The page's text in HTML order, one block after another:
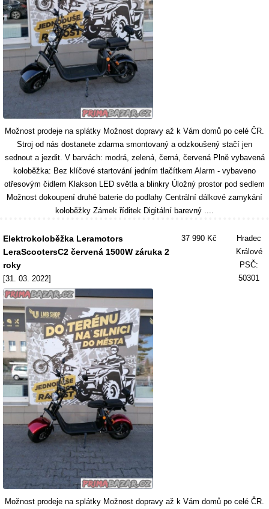
Možnost prodeje na splátky Možnost dopravy až k Vám domů po celé ČR.
Stroj od nás dostanete zdarma smontovaný a odzkoušený stačí jen
sednout a jezdit. V barvách: modrá, zelená, černá, červená Plně vybavená
koloběžka: Bez klíčové startování jedním tlačítkem Alarm - vybaveno
otřesovým čidlem Klakson LED světla a blinkry Úložný prostor pod sedlem
Možnost dokoupení druhé baterie do podlahy Centrální dálkové zamykání
koloběžky Zámek říditek Digitální barevný ....
Elektrokoloběžka Leramotors
LeraScootersC2 červená 1500W záruka 2
roky
[31. 03. 2022]
37 990 Kč
Hradec
Králové
PSČ:
50301
Možnost prodeje na splátky Možnost dopravy až k Vám domů po celé ČR.